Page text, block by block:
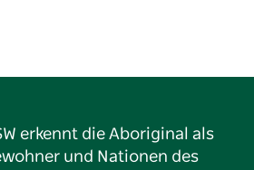
erkennt die Aboriginal als
und Nationen des